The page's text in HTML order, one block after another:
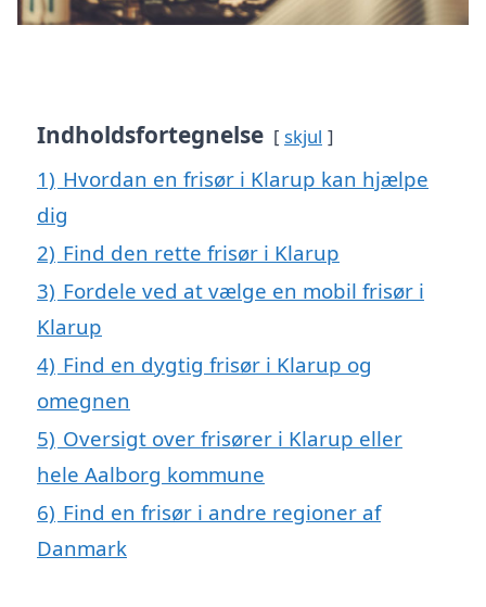
Indholdsfortegnelse skjul
1) Hvordan en frisør i Klarup kan hjælpe
dig
2) Find den rette frisør i Klarup
3) Fordele ved at vælge en mobil frisør i
Klarup
4) Find en dygtig frisør i Klarup og
omegnen
5) Oversigt over frisører i Klarup eller
hele Aalborg kommune
6) Find en frisør i andre regioner af
Danmark